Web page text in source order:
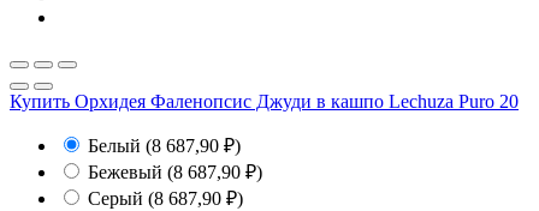
Купить Орхидея Фаленопсис Джуди в кашпо Lechuza Puro 20
Белый (8 687,90 ₽)
Бежевый (8 687,90 ₽)
Серый (8 687,90 ₽)